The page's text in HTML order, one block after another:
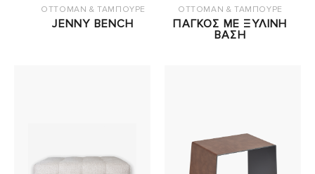
OTTOMAN & ΤΑΜΠΟΥΡΕ
JENNY BENCH
OTTOMAN & ΤΑΜΠΟΥΡΕ
ΠΑΓΚΟΣ ΜΕ ΞΥΛΙΝΗ
ΒΑΣΗ